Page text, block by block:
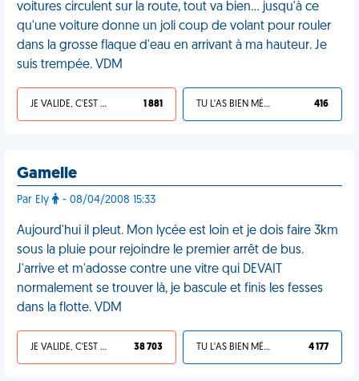
voitures circulent sur la route, tout va bien… jusqu'à ce
qu'une voiture donne un joli coup de volant pour rouler
dans la grosse flaque d'eau en arrivant à ma hauteur. Je
suis trempée. VDM
JE VALIDE, C'EST UNE VDM 1 881 TU L'AS BIEN MÉRITÉ 416
Gamelle
Par Ely - 08/04/2008 15:33
Aujourd'hui il pleut. Mon lycée est loin et je dois faire 3km
sous la pluie pour rejoindre le premier arrêt de bus.
J'arrive et m'adosse contre une vitre qui DEVAIT
normalement se trouver là, je bascule et finis les fesses
dans la flotte. VDM
JE VALIDE, C'EST UNE VDM 38 703 TU L'AS BIEN MÉRITÉ 4 177